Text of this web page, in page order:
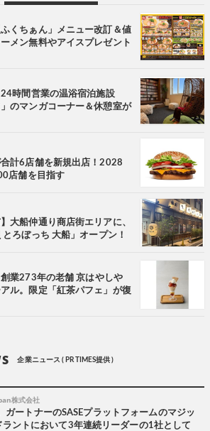
ふくちぁん」メニュー改訂＆値
ーメン無料やアイスプレゼント
24時間営業の温浴宿泊施設
」のマンガコーナー＆休憩室が
計6店舗を新規出店！2028
店舗を目指す
大船仲通り商店街エリアに、
ろぼっち 大船」オープン！
創業273年の老舗 京はやしや
ル。限定「紅茶パフェ」が復
企業ニュース ( PR TIMES提供 )
株式会社
ガートナーのSASEプラットフォームのマジッ
ラントにおいて3年連続リーダーの1社として